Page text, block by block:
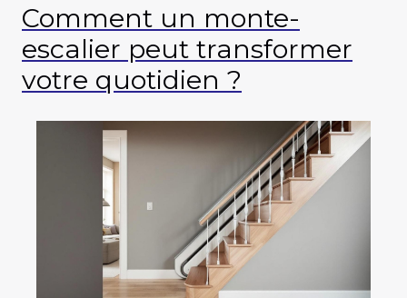
Comment un monte-
escalier peut transformer
votre quotidien ?